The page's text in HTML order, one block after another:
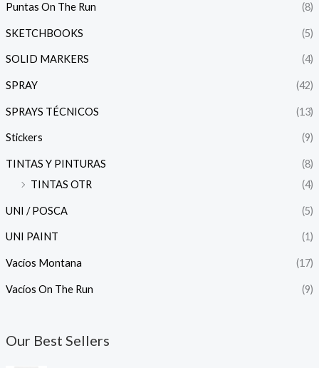
Puntas On The Run (8)
SKETCHBOOKS (5)
SOLID MARKERS (4)
SPRAY (42)
SPRAYS TÉCNICOS (13)
Stickers (9)
TINTAS Y PINTURAS
(8)
TINTAS OTR
(4)
UNI / POSCA (5)
UNI PAINT (1)
Vacíos Montana (17)
Vacíos On The Run (9)
Our Best Sellers